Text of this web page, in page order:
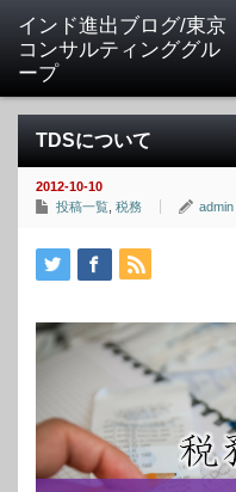
インド進出ブログ/東京
コンサルティンググル
ープ
TDSについて
2012-10-10
投稿一覧 税務 admin